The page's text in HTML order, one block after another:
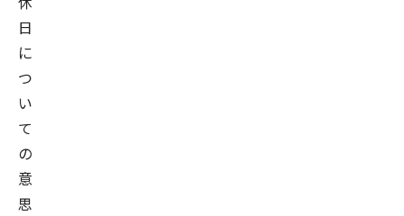
日
に
つ
い
て
の
意
思